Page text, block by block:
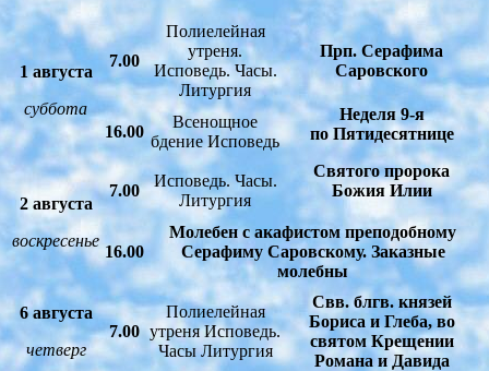
1 августа
суббота
7.00
Полиелейная
утреня.
Исповедь. Часы.
Литургия
Прп. Серафима
Саровского
16.00
Всенощное
бдение Исповедь
Неделя 9-я
по Пятидесятнице
Святого пророка
Божия Илии
2 августа
воскресенье
7.00
Исповедь. Часы.
Литургия
16.00
Молебен с акафистом преподобному
Серафиму Саровскому. Заказные
молебны
6 августа
четверг
7.00
Полиелейная
утреня Исповедь.
Часы Литургия
Свв. блгв. князей
Бориса и Глеба, во
святом Крещении
Романа и Давида